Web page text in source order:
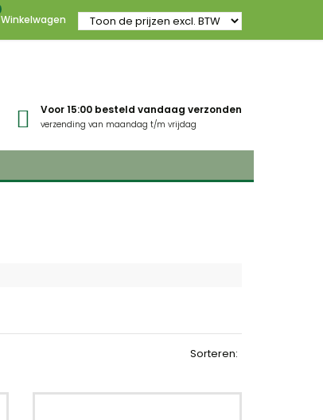
Winkelwagen
Voor 15:00 besteld vandaag verzonden
verzending van maandag t/m vrijdag
Sorteren: